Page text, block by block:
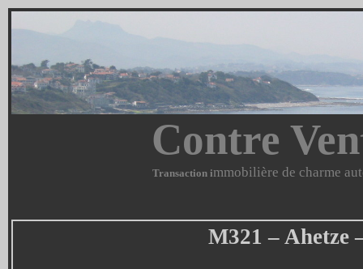
Contre
Transaction immobilière de charme
M321 – Ahetze